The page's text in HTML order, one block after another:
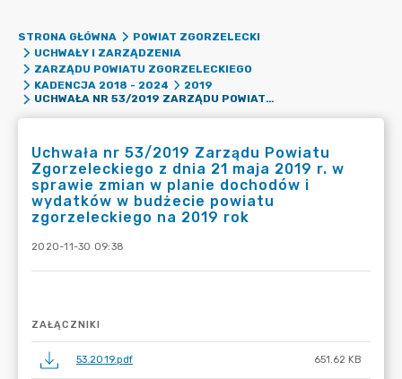
STRONA GŁÓWNA
POWIAT ZGORZELECKI
UCHWAŁY I ZARZĄDZENIA
ZARZĄDU POWIATU ZGORZELECKIEGO
KADENCJA 2018 - 2024
2019
UCHWAŁA NR 53/2019 ZARZĄDU POWIATU ZGORZELECKIEGO Z DNIA 21 MAJA 2019 R. W SPRAWIE ZMIAN W PLANIE DOCHODÓW I WYDATKÓW W BUDŻECIE POWIATU ZGORZELECKIEGO NA 2019 ROK
Uchwała nr 53/2019 Zarządu Powiatu
Zgorzeleckiego z dnia 21 maja 2019 r. w
sprawie zmian w planie dochodów i
wydatków w budżecie powiatu
zgorzeleckiego na 2019 rok
2020-11-30 09:38
ZAŁĄCZNIKI
53.2019.pdf 651.62 KB